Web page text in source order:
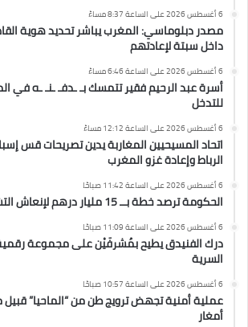
6 أغسطس 2026 على الساعة 8:37 مساءً
مصدر دبلوماسي: المغرب يباشر تحديد هوية
داخل سبتة لإعادتهم
6 أغسطس 2026 على الساعة 6:46 مساءً
أسرة عبد الرحيم فقير تتمسك بـ ـدفـ ـنـ ـه في
للتدخل
6 أغسطس 2026 على الساعة 12:12 مساءً
اتحاد المسيحيين المغاربة يدين تصريحات قس
الرباط وإعادة غزو المغرب
6 أغسطس 2026 على الساعة 11:42 صباحًا
الحكومة ترصد خطة بــ 15 مليار درهم لإنعاش التشغيل وإدماج الشباب
6 أغسطس 2026 على الساعة 11:09 صباحًا
درك الفنيدق يطيح بمُشرفَيْن على مجموعة
السرية
6 أغسطس 2026 على الساعة 10:57 صباحًا
عملية أمنية تجهض ترويج طن من “الماحيا”
أمغار